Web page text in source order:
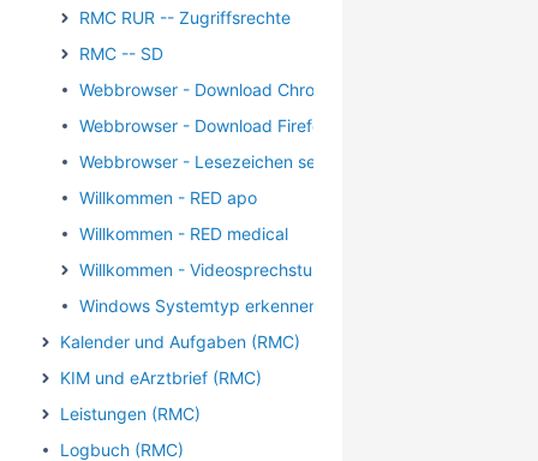
RMC RUR -- Zugriffsrechte
RMC -- SD
Webbrowser - Download Chrome
Webbrowser - Download Firefox
Webbrowser - Lesezeichen setzen
Willkommen - RED apo
Willkommen - RED medical
Willkommen - Videosprechstunde
Windows Systemtyp erkennen
Kalender und Aufgaben (RMC)
KIM und eArztbrief (RMC)
Leistungen (RMC)
Logbuch (RMC)